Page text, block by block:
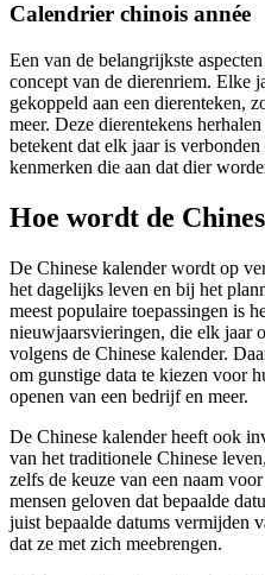
Calendrier chinois année
Een van de belangrijkste
concept van de dierenriem. Elke
gekoppeld aan een dierenteken,
meer. Deze dierentekens
betekent dat elk jaar is
kenmerken die aan dat dier
Hoe wordt de
De Chinese kalender wordt op
het dagelijks leven en bij het
meest populaire toepassingen is
nieuwjaarsvieringen, die elk jaar
volgens de Chinese kalender.
om gunstige data te kiezen voor
openen van een bedrijf en meer.
De Chinese kalender heeft ook
van het traditionele Chinese
zelfs de keuze van een naam
mensen geloven dat bepaalde
juist bepaalde datums vermijden
dat ze met zich meebrengen.